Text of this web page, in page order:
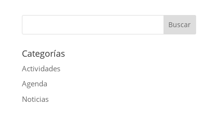
p
o
k
e
r
e
d
I
n
i
lCategorías
Actividades
Agenda
Noticias